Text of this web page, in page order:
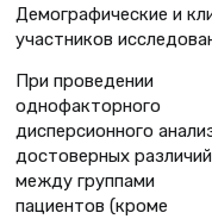
Демографические и
участников
При проведении
однофакторного
дисперсионного
достоверных различий
между группами
пациентов (кроме